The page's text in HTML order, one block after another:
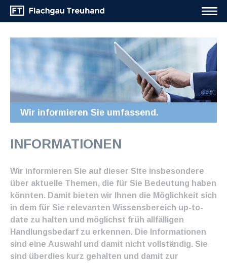
Wir informieren Sie umfassend.
INFORMATIONEN
Wir informieren Sie auf dieser Site insbesondere
über aktuelle Themen, die für Sie Bedeutung haben
könnten. Damit bieten wir Ihnen die Möglichkeit sich
in dem für Sie relevanten Wissensbereich up-to-
date zu halten und möglichst früh allfälligen
Handlungsbedarf zu erkennen. Die Informationen
sind eine Auswahl und damit nicht vollständig. Sie
sind überdies kurz gehalten und damit zur